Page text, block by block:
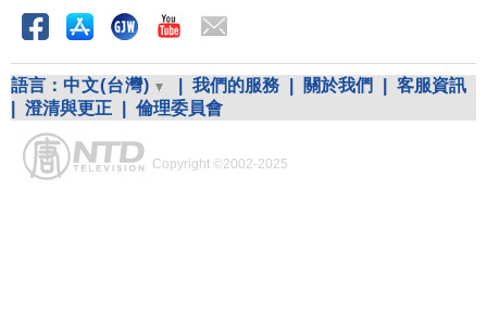
語言： 中文(台灣) 我們的服務 關於我們
客服資訊
澄清與更正 倫理委員會
Copyright ©2002-2025